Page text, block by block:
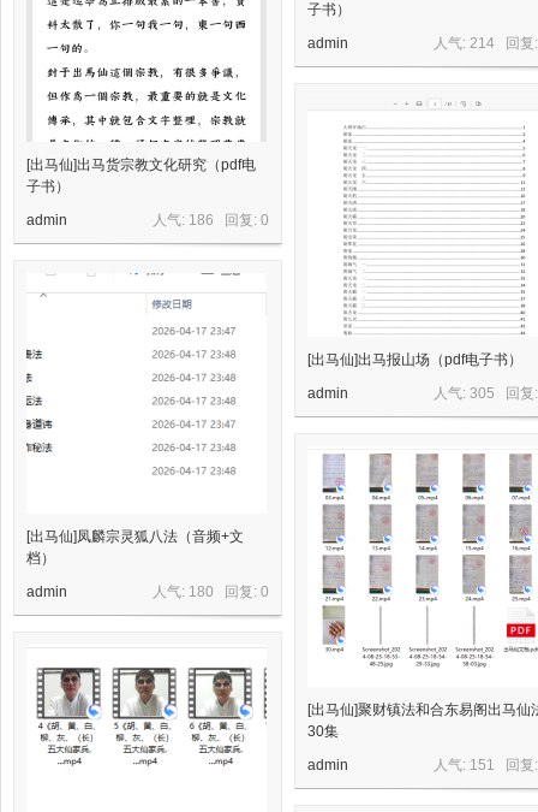
子书）
人气: 214 回
admin
[出马仙]出马货宗教文化研究（pdf电
子书）
人气: 186 回复: 0
admin
[出马仙]出马报山场（pdf电子书）
人气: 305 回
admin
[出马仙]凤麟宗灵狐八法（音频+文
档）
人气: 180 回复: 0
admin
[出马仙]聚财镇法和合东易阁出马仙
30集
人气: 151 回
admin